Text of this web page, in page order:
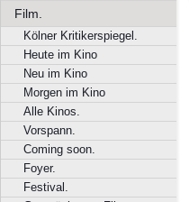
Film.
Kölner Kritikerspiegel.
Heute im Kino
Neu im Kino
Morgen im Kino
Alle Kinos.
Vorspann.
Coming soon.
Foyer.
Festival.